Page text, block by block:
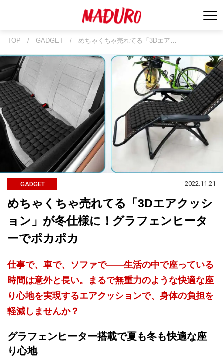
TOP / GADGET / めちゃくちゃ売れてる「3Dエア…
GADGET 2022.11.21
めちゃくちゃ売れてる「3Dエアクッシ
ョン」が冬仕様に！グラフェンヒータ
ーでポカポカ
仕事で、車で、ソファで——生活の中で座っている
時間は意外と長い。まるで無重力のような快適な座
り心地を実現するエアクッションで、身体の負担を
軽減しませんか？
グラフェンヒーター搭載で夏も冬も快適な座
り心地